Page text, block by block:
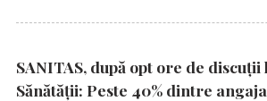
SANITAS, după opt ore de
Sănătății: Peste 40% dintre